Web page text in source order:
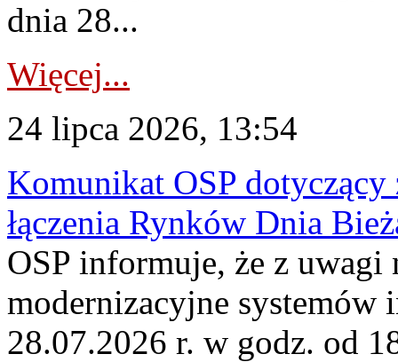
dnia 28...
Więcej...
24 lipca 2026, 13:54
Komunikat OSP dotyczący
łączenia Rynków Dnia
OSP informuje, że z uwagi
modernizacyjne
28.07.2026 r. w godz. od